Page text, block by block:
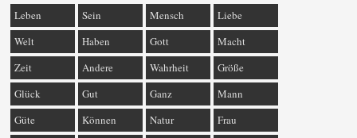
Leben Sein Mensch
Liebe
Welt
Haben Gott
Macht
Zeit
Andere Wahrheit
Größe
Glück
Gut Ganz
Mann
Güte
Können Natur
Frau